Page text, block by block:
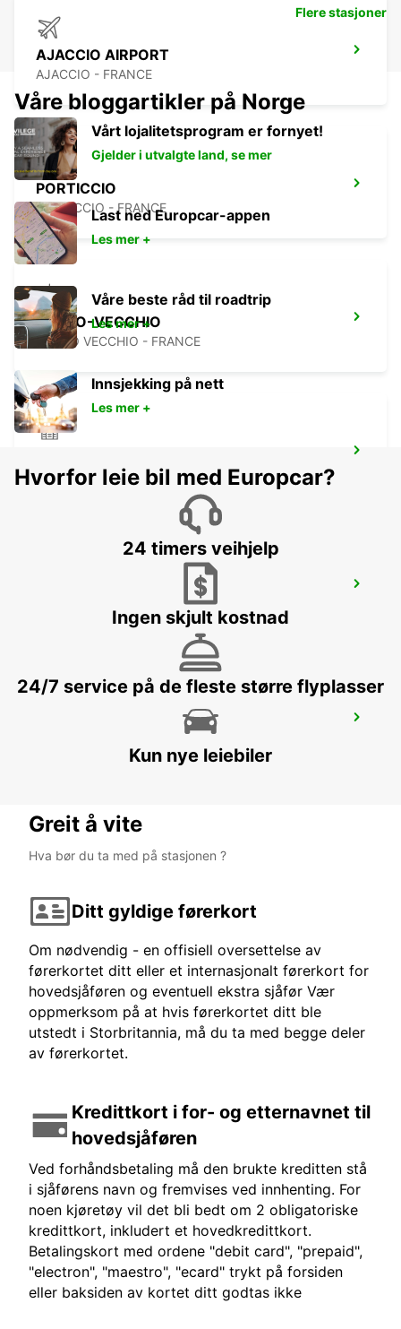
AJACCIO AIRPORT
AJACCIO - FRANCE
PORTICCIO
PORTICCIO - FRANCE
PORTO-VECCHIO
PORTO VECCHIO - FRANCE
PROPRIANO - FRANCE
FOLLONICA - ITALY
Flere stasjoner
Våre bloggartikler på Norge
Vårt lojalitetsprogram er fornyet!
Gjelder i utvalgte land, se mer
Last ned Europcar-appen
Les mer +
Våre beste råd til roadtrip
Les mer +
Innsjekking på nett
Les mer +
Hvorfor leie bil med Europcar?
24 timers veihjelp
Ingen skjult kostnad
24/7 service på de fleste større flyplasser
Kun nye leiebiler
Greit å vite
Hva bør du ta med på stasjonen ?
Ditt gyldige førerkort
Om nødvendig - en offisiell oversettelse av
førerkortet ditt eller et internasjonalt førerkort for
hovedsjåføren og eventuell ekstra sjåfør Vær
oppmerksom på at hvis førerkortet ditt ble
utstedt i Storbritannia, må du ta med begge deler
av førerkortet.
Kredittkort i for- og etternavnet til
hovedsjåføren
Ved forhåndsbetaling må den brukte kreditten stå
i sjåførens navn og fremvises ved innhenting. For
noen kjøretøy vil det bli bedt om 2 obligatoriske
kredittkort, inkludert et hovedkredittkort.
Betalingskort med ordene "debit card", "prepaid",
"electron", "maestro", "ecard" trykt på forsiden
eller baksiden av kortet ditt godtas ikke